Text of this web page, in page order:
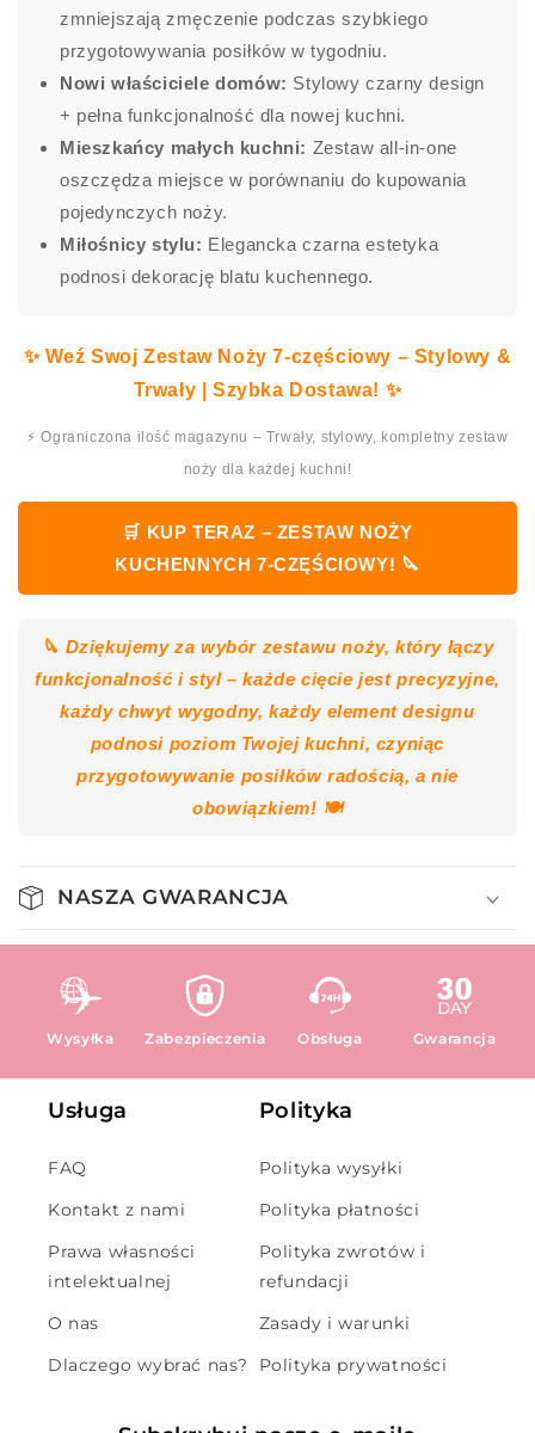
zmniejszają zmęczenie podczas szybkiego
przygotowywania posiłków w tygodniu.
Nowi właściciele domów: Stylowy czarny design
+ pełna funkcjonalność dla nowej kuchni.
Mieszkańcy małych kuchni: Zestaw all-in-one
oszczędza miejsce w porównaniu do kupowania
pojedynczych noży.
Miłośnicy stylu: Elegancka czarna estetyka
podnosi dekorację blatu kuchennego.
✨ Weź Swoj Zestaw Noży 7-częściowy – Stylowy &
Trwały | Szybka Dostawa! ✨
⚡ Ograniczona ilość magazynu – Trwały, stylowy, kompletny zestaw
noży dla każdej kuchni!
🛒 KUP TERAZ – ZESTAW NOŻY
KUCHENNYCH 7-CZĘŚCIOWY! 🔪
🔪 Dziękujemy za wybór zestawu noży, który łączy
funkcjonalność i styl – każde cięcie jest precyzyjne,
każdy chwyt wygodny, każdy element designu
podnosi poziom Twojej kuchni, czyniąc
przygotowywanie posiłków radością, a nie
obowiązkiem! 🍽️
NASZA GWARANCJA
Wysyłka Zabezpieczenia Obsługa Gwarancja
Usługa
FAQ
Kontakt z nami
Prawa własności
intelektualnej
O nas
Dlaczego wybrać nas?
Polityka
Polityka wysyłki
Polityka płatności
Polityka zwrotów i
refundacji
Zasady i warunki
Polityka prywatności